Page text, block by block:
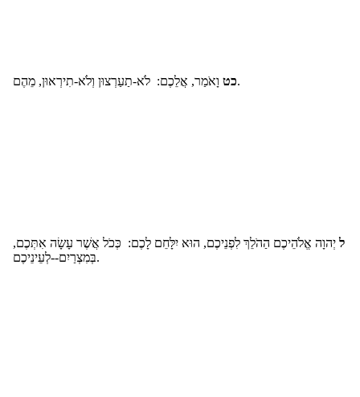
כטוָאֹמַר, אֲלֵכֶם: לֹא-תַעַרְצוּן וְלֹא-תִירְאוּן, מֵהֶם.
ל יְהוָה אֱלֹהֵיכֶם הַהֹלֵךְ לִפְנֵיכֶם, הוּא יִלָּחֵם לָכֶם: כְּכֹל אֲשֶׁר עָשָׂה אִתְּכֶם,
בְּמִצְרַיִם--לְעֵינֵיכֶם.